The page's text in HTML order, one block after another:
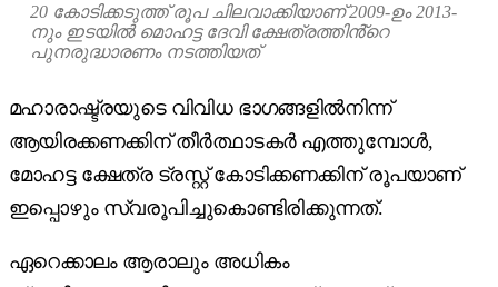
20 കോടിക്കടുത്ത് രൂപ ചിലവാക്കിയാണ് 2009-ഉം 2013-
നും ഇടയിൽ മൊഹട്ട ദേവി ക്ഷേത്രത്തിൻ്റെ
പുനരുദ്ധാരണം നടത്തിയത്
മഹാരാഷ്ട്രയുടെ വിവിധ ഭാഗങ്ങളിൽനിന്ന്
ആയിരക്കണക്കിന് തീർത്ഥാടകർ എത്തുമ്പോൾ,
മോഹട്ട ക്ഷേത്ര ട്രസ്റ്റ് കോടിക്കണക്കിന് രൂപയാണ്
ഇപ്പൊഴും സ്വരൂപിച്ചുകൊണ്ടിരിക്കുന്നത്.
ഏറെക്കാലം ആരാലും അധികം